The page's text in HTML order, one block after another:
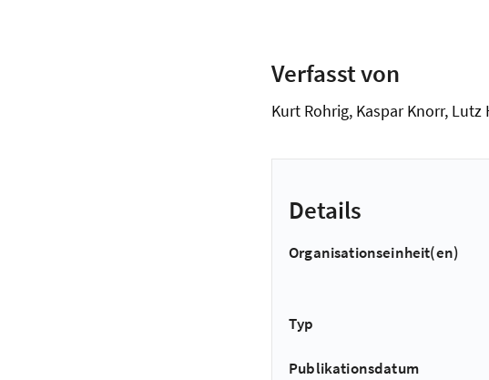
Verfasst von
Kurt Rohrig, Kaspar Knorr, Lutz
Details
Organisationseinheit(en)
Typ
Publikationsdatum